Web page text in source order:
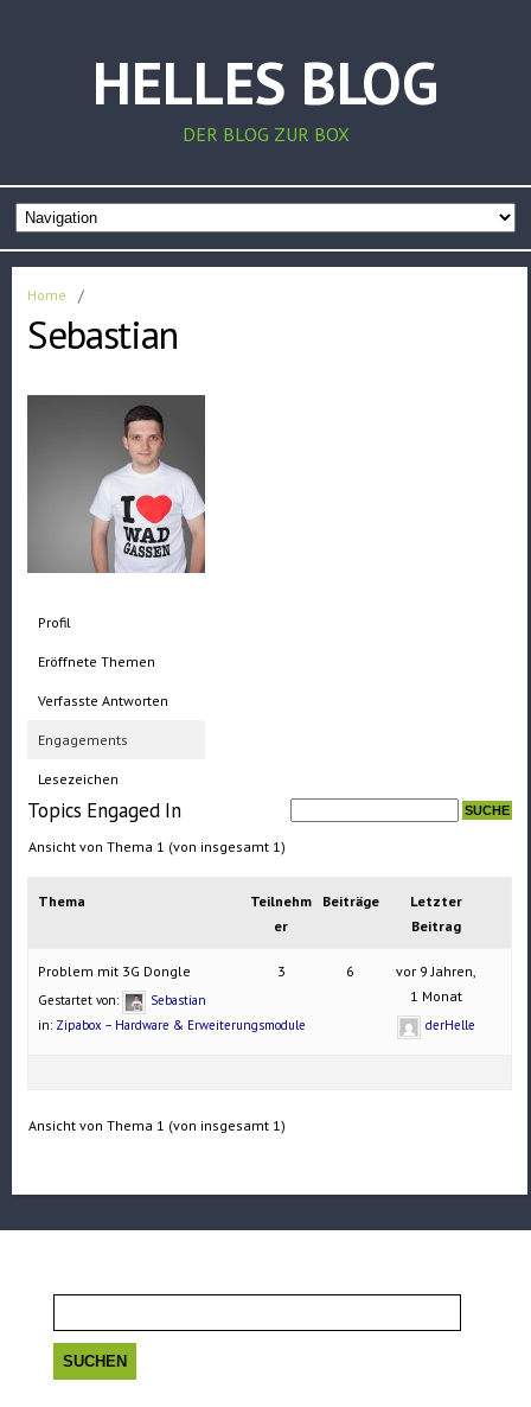
HELLES BLOG
DER BLOG ZUR BOX
Home /
Sebastian
Profil
Eröffnete Themen
Verfasste Antworten
Engagements
Lesezeichen
Topics Engaged In
Ansicht von Thema 1 (von insgesamt 1)
Thema
Teilnehm
er
Beiträge
Letzter
Beitrag
Problem mit 3G Dongle
Gestartet von:
Sebastian
in: Zipabox – Hardware & Erweiterungsmodule
3 6
vor 9 Jahren,
1 Monat
derHelle
Ansicht von Thema 1 (von insgesamt 1)